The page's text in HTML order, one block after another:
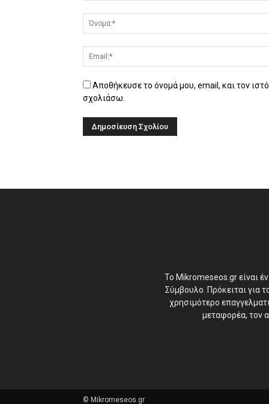
Αποθήκευσε το όνομά μου, email, και τον
σχολιάσω.
Το Mikromeseos.gr είναι
Σύμβουλο. Πρόκειται για
χρησιμότερο
μεταφορέα, τον
© Mikromeseos.gr